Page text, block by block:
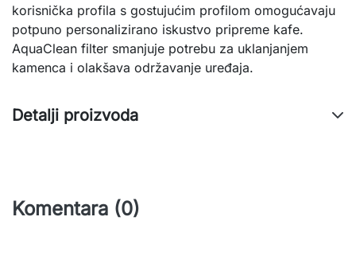
korisnička profila s gostujućim profilom omogućavaju
potpuno personalizirano iskustvo pripreme kafe.
AquaClean filter smanjuje potrebu za uklanjanjem
kamenca i olakšava održavanje uređaja.
Detalji proizvoda
Komentara (0)